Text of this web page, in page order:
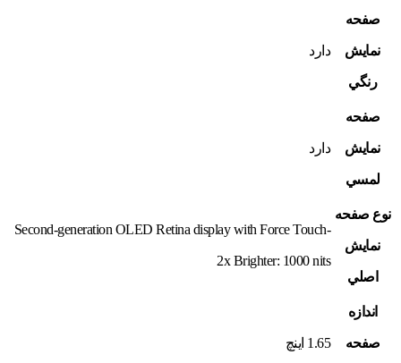
صفحه
نمايش
رنگي
دارد
صفحه
نمايش
لمسي
دارد
نوع صفحه
نمايش
اصلي
Second-generation OLED Retina display with Force Touch-
2x Brighter: 1000 nits
اندازه
صفحه 1.65 اينچ